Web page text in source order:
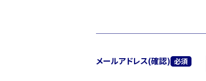
メールアドレス(確認)